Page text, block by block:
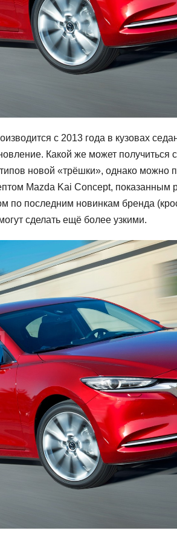
с 2013 года в кузовах
Какой же может
новой «трёшки», однако можно
Mazda Kai Concept,
по последним новинкам бренда
сделать ещё более узкими.